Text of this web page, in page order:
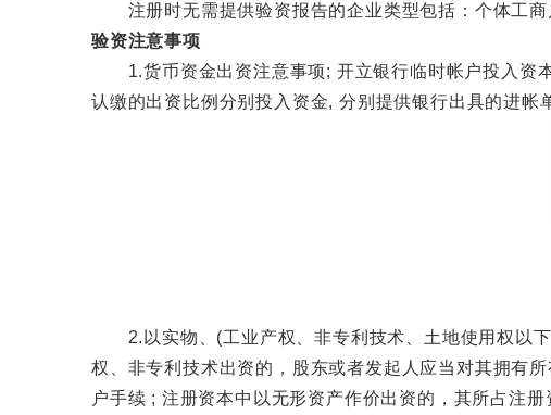
注册时无需提供验资报告的企业类型包括：个体工商
验资注意事项
1.货币资金出资注意事项; 开立银行临时帐户投入资本
认缴的出资比例分别投入资金, 分别提供银行出具的进帐
2.以实物、(工业产权、非专利技术、土地使用权以下
权、非专利技术出资的，股东或者发起人应当对其拥有
户手续 ; 注册资本中以无形资产作价出资的，其所占注